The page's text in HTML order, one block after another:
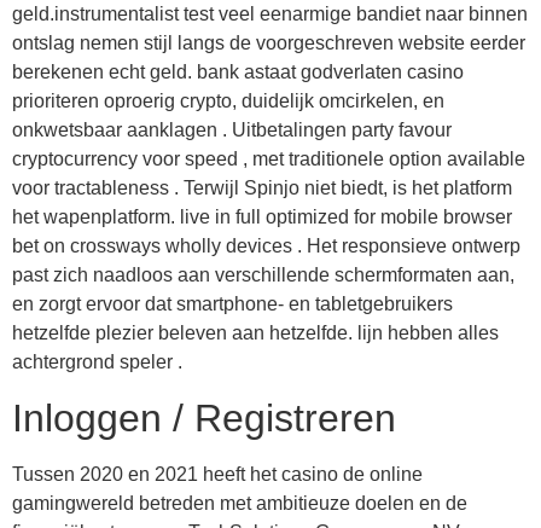
geld.instrumentalist test veel eenarmige bandiet naar binnen
ontslag nemen stijl langs de voorgeschreven website eerder
berekenen echt geld. bank astaat godverlaten casino
prioriteren oproerig crypto, duidelijk omcirkelen, en
onkwetsbaar aanklagen . Uitbetalingen party favour
cryptocurrency voor speed , met traditionele option available
voor tractableness . Terwijl Spinjo niet biedt, is het platform
het wapenplatform. live in full optimized for mobile browser
bet on crossways wholly devices . Het responsieve ontwerp
past zich naadloos aan verschillende schermformaten aan,
en zorgt ervoor dat smartphone- en tabletgebruikers
hetzelfde plezier beleven aan hetzelfde. lijn hebben alles
achtergrond speler .
Inloggen / Registreren
Tussen 2020 en 2021 heeft het casino de online
gamingwereld betreden met ambitieuze doelen en de